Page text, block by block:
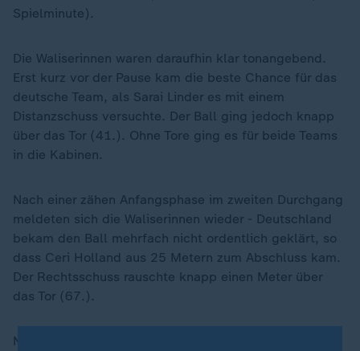
Spielminute).
Die Waliserinnen waren daraufhin klar tonangebend.
Erst kurz vor der Pause kam die beste Chance für das
deutsche Team, als Sarai Linder es mit einem
Distanzschuss versuchte. Der Ball ging jedoch knapp
über das Tor (41.). Ohne Tore ging es für beide Teams
in die Kabinen.
Nach einer zähen Anfangsphase im zweiten Durchgang
meldeten sich die Waliserinnen wieder - Deutschland
bekam den Ball mehrfach nicht ordentlich geklärt, so
dass Ceri Holland aus 25 Metern zum Abschluss kam.
Der Rechtsschuss rauschte knapp einen Meter über
das Tor (67.).
Nun bekam DFB-Keeperin Frohms immer mehr zu tun.